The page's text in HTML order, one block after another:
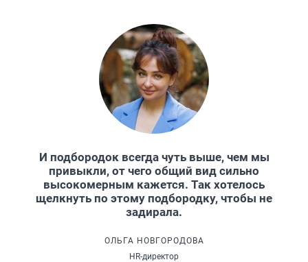
И подбородок всегда чуть выше, чем мы
привыкли, от чего общий вид сильно
высокомерным кажется. Так хотелось
щелкнуть по этому подбородку, чтобы не
задирала.
ОЛЬГА НОВГОРОДОВА
HR-директор